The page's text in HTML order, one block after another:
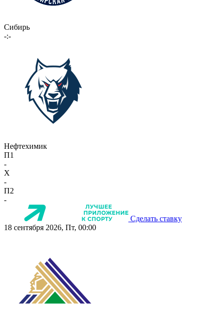
Сибирь
-:-
Нефтехимик
П1
-
X
-
П2
-
Сделать ставку
18 сентября 2026, Пт, 00:00